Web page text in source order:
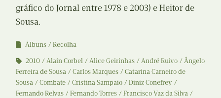
gráfico do Jornal entre 1978 e 2003) e Heitor de
Sousa.
Álbuns
Recolha
2010
Alain Corbel Alice Geirinhas André Ruivo
Ângelo
Ferreira de Sousa
Carlos Marques
Catarina Carneiro de
Sousa
Combate Cristina Sampaio
Diniz Conefrey
Fernando Relvas
Fernando Torres
Francisco Vaz da Silva